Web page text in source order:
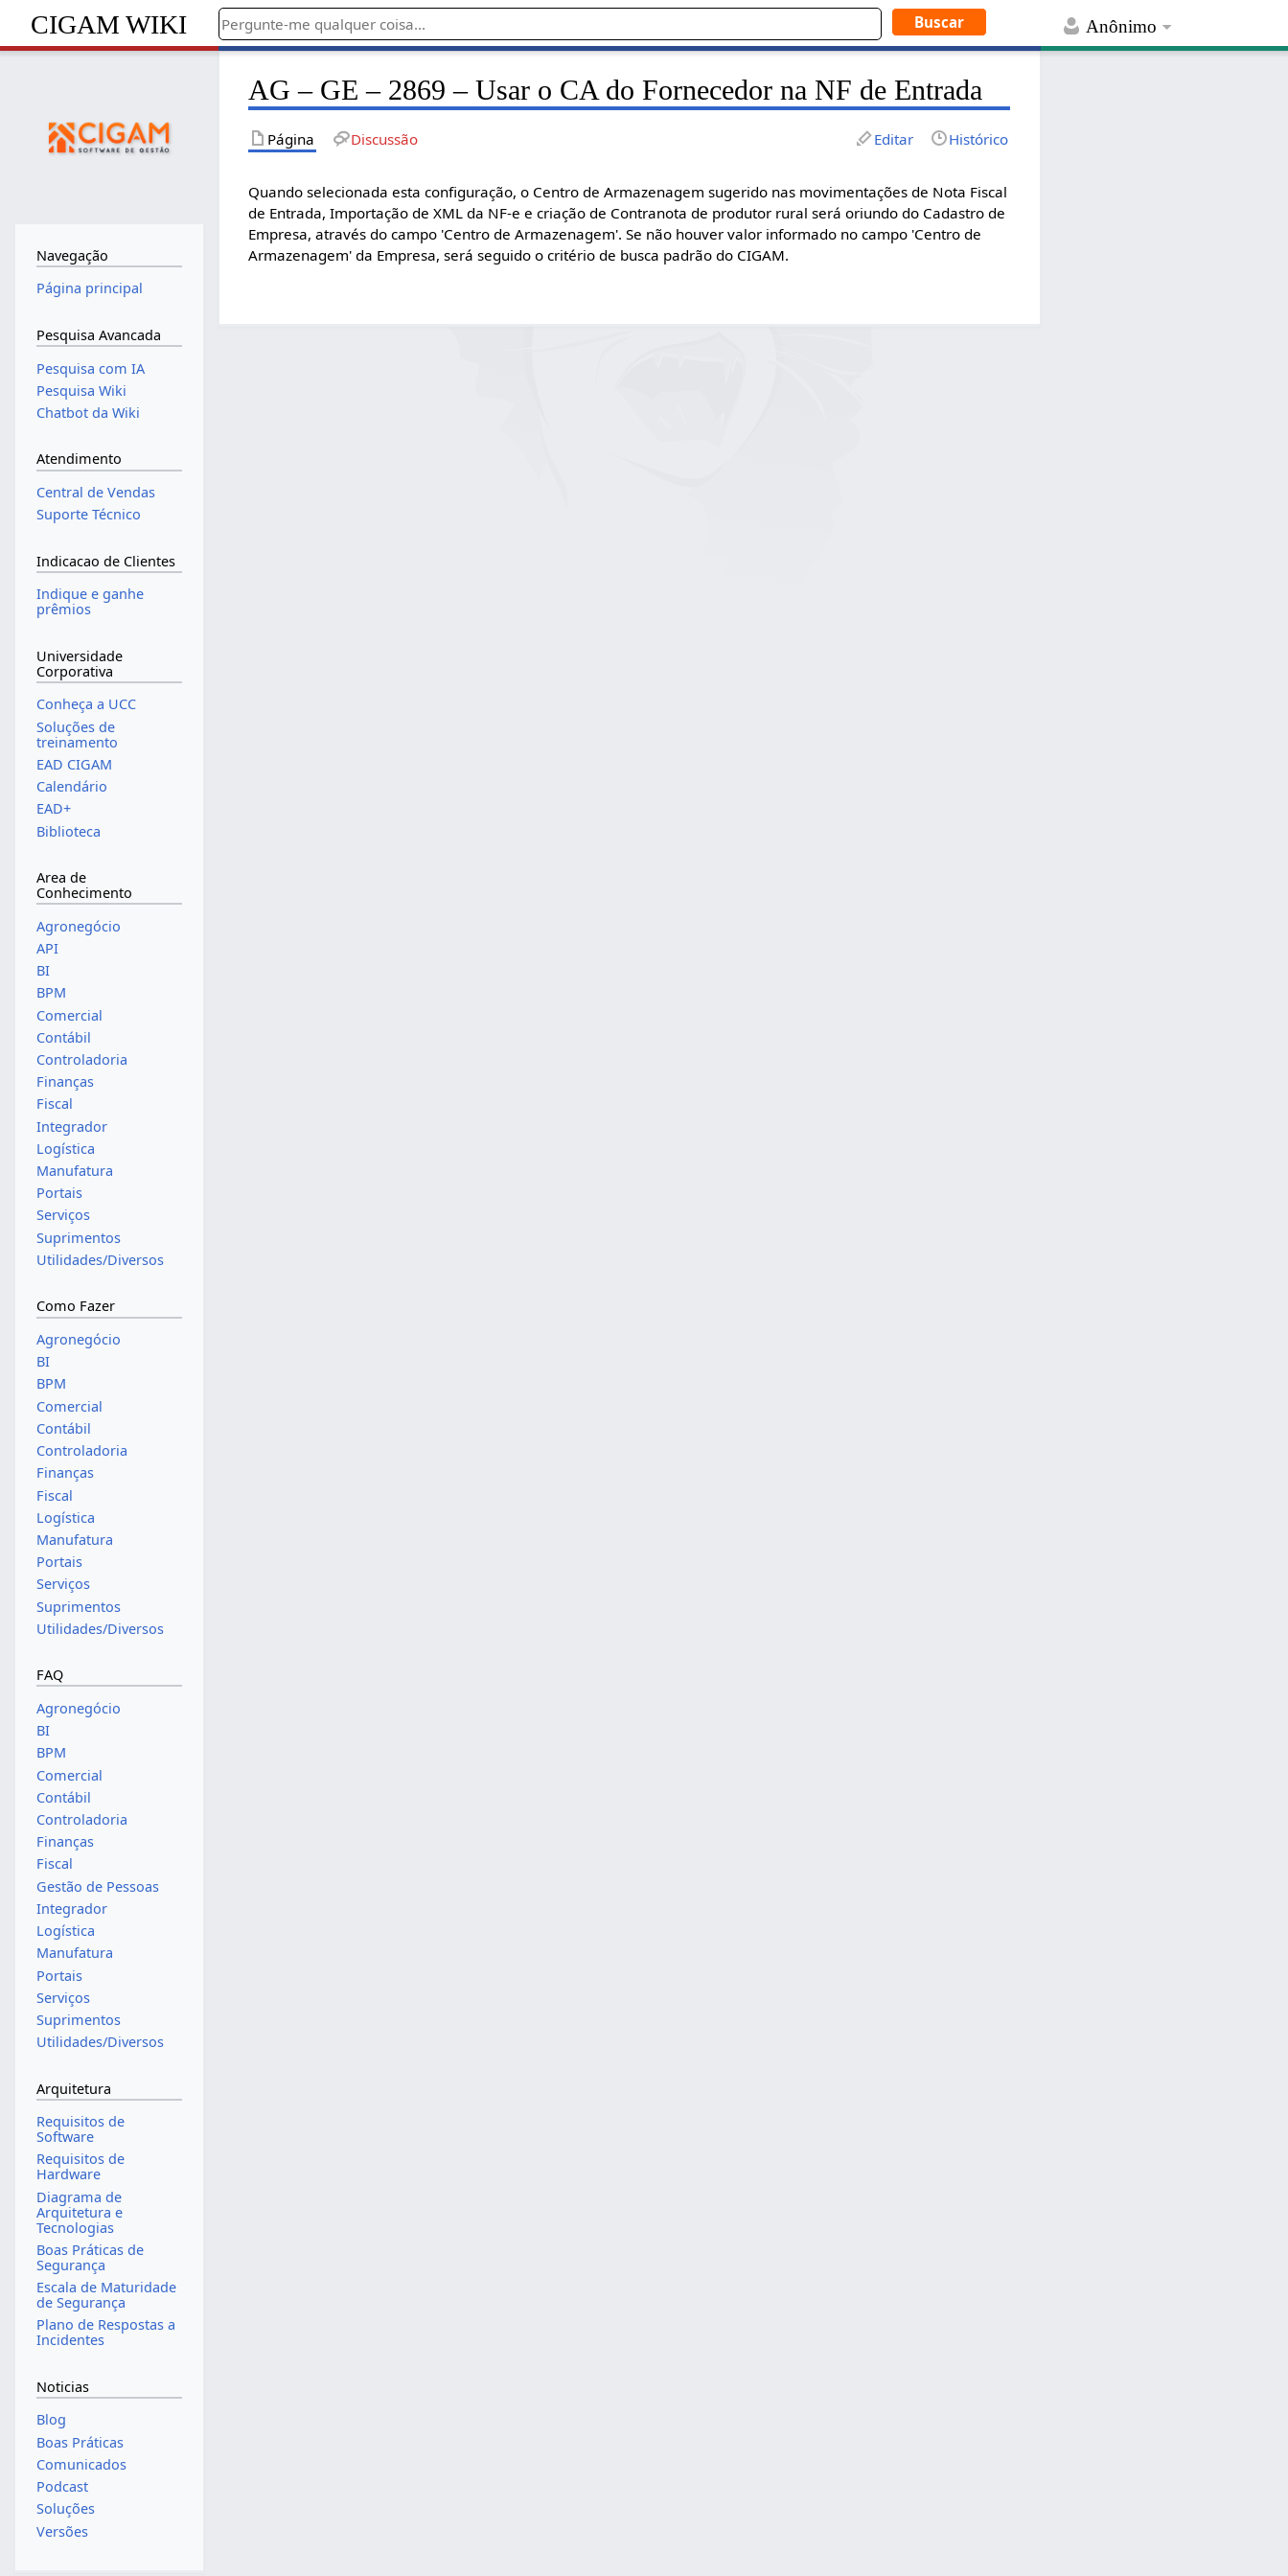
Anônimo
CIGAM WIKI
AG – GE – 2869 – Usar o CA do Fornecedor na NF de Entrada
Página Discussão Editar Histórico
Quando selecionada esta configuração, o Centro de Armazenagem sugerido nas movimentações de Nota Fiscal
de Entrada, Importação de XML da NF-e e criação de Contranota de produtor rural será oriundo do Cadastro de
Empresa, através do campo 'Centro de Armazenagem'. Se não houver valor informado no campo 'Centro de
Armazenagem' da Empresa, será seguido o critério de busca padrão do CIGAM.
Navegação
Página principal
Pesquisa Avancada
Pesquisa com IA
Pesquisa Wiki
Chatbot da Wiki
Atendimento
Central de Vendas
Suporte Técnico
Indicacao de Clientes
Indique e ganhe
prêmios
Universidade
Corporativa
Conheça a UCC
Soluções de
treinamento
EAD CIGAM
Calendário
EAD+
Biblioteca
Area de
Conhecimento
Agronegócio
API
BI
BPM
Comercial
Contábil
Controladoria
Finanças
Fiscal
Integrador
Logística
Manufatura
Portais
Serviços
Suprimentos
Utilidades/Diversos
Como Fazer
Agronegócio
BI
BPM
Comercial
Contábil
Controladoria
Finanças
Fiscal
Logística
Manufatura
Portais
Serviços
Suprimentos
Utilidades/Diversos
FAQ
Agronegócio
BI
BPM
Comercial
Contábil
Controladoria
Finanças
Fiscal
Gestão de Pessoas
Integrador
Logística
Manufatura
Portais
Serviços
Suprimentos
Utilidades/Diversos
Arquitetura
Requisitos de
Software
Requisitos de
Hardware
Diagrama de
Arquitetura e
Tecnologias
Boas Práticas de
Segurança
Escala de Maturidade
de Segurança
Plano de Respostas a
Incidentes
Noticias
Blog
Boas Práticas
Comunicados
Podcast
Soluções
Versões